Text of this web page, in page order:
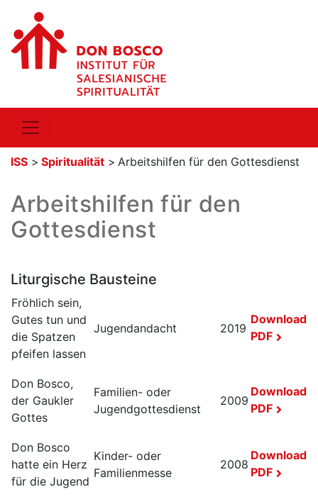
ISS > Spiritualität > Arbeitshilfen für den Gottesdienst
Arbeitshilfen für den
Gottesdienst
Liturgische Bausteine
Fröhlich sein,
Gutes tun und
die Spatzen
pfeifen lassen
Jugendandacht 2019
Download
PDF
Don Bosco,
der Gaukler
Gottes
Familien- oder
Jugendgottesdienst
2009
Download
PDF
Don Bosco
hatte ein Herz
für die Jugend
Kinder- oder
Familienmesse
2008
Download
PDF